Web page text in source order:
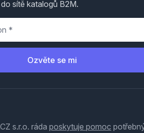
sítě katalogů B2M.
Ozvěte se mi
s.r.o. ráda poskytuje pomoc